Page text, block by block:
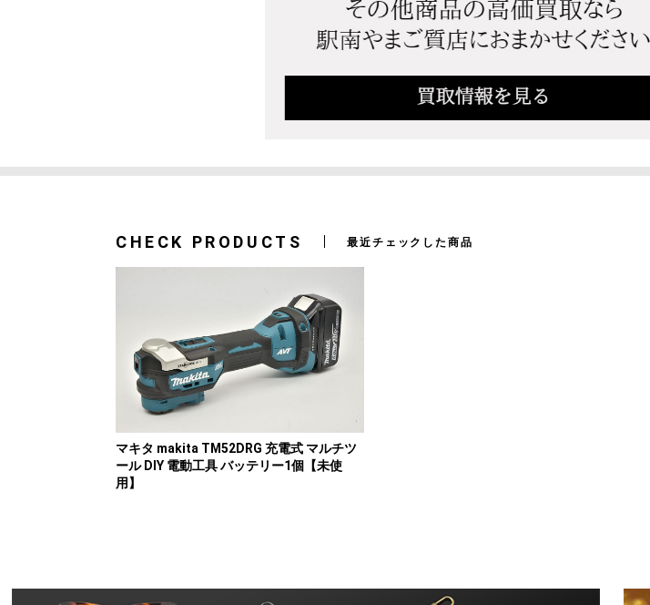
CHECK PRODUCTS 最近チェックした商品
マキタ makita TM52DRG 充電式 マルチツ
ール DIY 電動工具 バッテリー1個【未使
用】